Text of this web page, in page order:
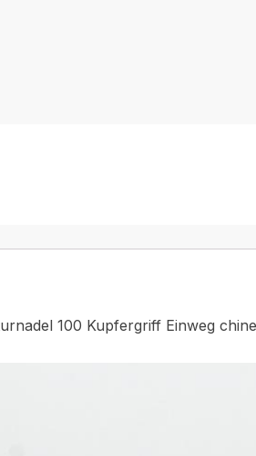
100 Kupfergriff Einweg